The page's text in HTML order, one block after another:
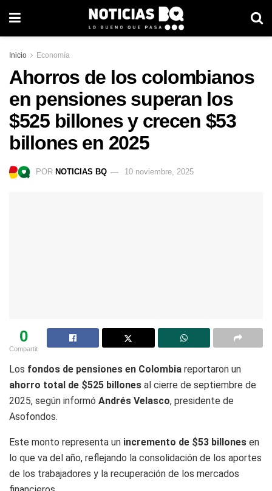
Inicio Economía
Ahorros de los colombianos
en pensiones superan los
$525 billones y crecen $53
billones en 2025
POR NOTICIAS BQ 10 noviembre, 2025
0
Compartit
Los fondos de pensiones en Colombia reportaron un
ahorro total de $525 billones al cierre de septiembre de
2025, según informó Andrés Velasco, presidente de
Asofondos.
Este monto representa un incremento de $53 billones en
lo que va del año, reflejando la consolidación de los aportes
de los trabajadores y la recuperación de los mercados